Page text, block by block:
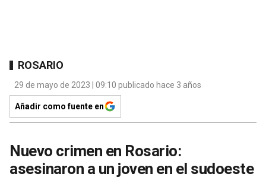
ROSARIO
29 de mayo de 2023 | 09:10 publicado hace 3 años
Añadir como fuente en
Nuevo crimen en Rosario:
asesinaron a un joven en el sudoeste